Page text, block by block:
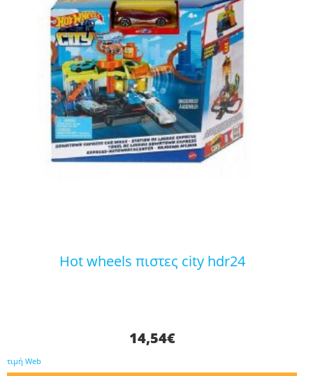
hot wheels πιστες city hdr24
14,54€
τιμή Web